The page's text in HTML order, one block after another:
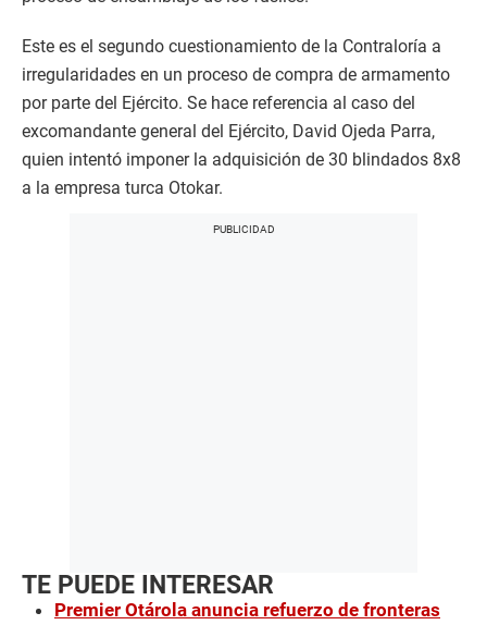
Este es el segundo cuestionamiento de la Contraloría a
irregularidades en un proceso de compra de armamento
por parte del Ejército. Se hace referencia al caso del
excomandante general del Ejército, David Ojeda Parra,
quien intentó imponer la adquisición de 30 blindados 8x8
a la empresa turca Otokar.
TE PUEDE INTERESAR
Premier Otárola anuncia refuerzo de fronteras